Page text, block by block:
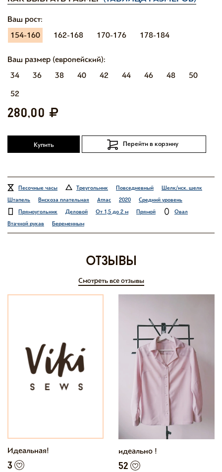
Ваш рост:
154-160
162-168 170-176 178-184
Ваш размер (европейский):
34
36 38 40 42 44 46 48
50
52
280,00
Купить Перейти в корзину
Песочные часы Треугольник Повседневный
Шелк/иск. шелк
Штапель
Вискоза плательная Атлас 2020
Средний уровень
Прямоугольник
Деловой От 1,5 до 2 м Прямой
Овал
Втачной рукав
Беременным
отзывы
Смотреть все отзывы
Идеальная!
3
идеально !
52